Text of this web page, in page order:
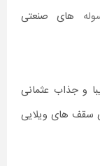
های صنعتی
و جذاب عثمانی
سقف های ویلایی